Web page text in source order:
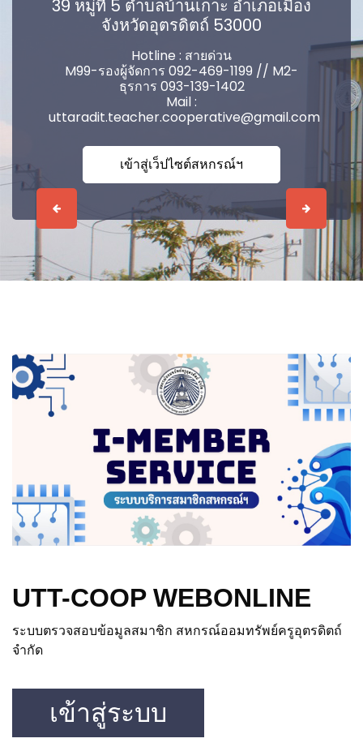
Previous Next
39 หมู่ที่ 5 ตำบลบ้านเกาะ อำเภอเมือง
จังหวัดอุตรดิตถ์ 53000
Hotline : สายด่วน
M99-รองผู้จัดการ 092-469-1199 // M2-
ธุรการ 093-139-1402
Mail :
uttaradit.teacher.cooperative@gmail.com
เข้าสู่เว็ปไซต์สหกรณ์ฯ
UTT-COOP WEBONLINE
ระบบตรวจสอบข้อมูลสมาชิก สหกรณ์ออมทรัพย์ครูอุตรดิตถ์
จำกัด
เข้าสู่ระบบ